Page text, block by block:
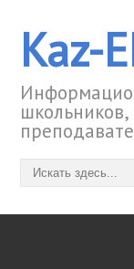
Kaz-
школьников,